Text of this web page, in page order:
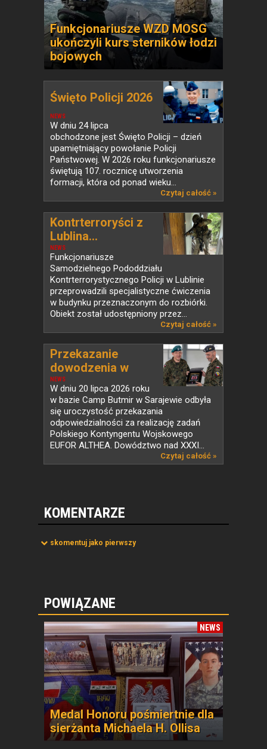
Funkcjonariusze WZD MOSG
ukończyli kurs sterników łodzi
bojowych
NEWS
Święto Policji 2026
W dniu 24 lipca
obchodzone jest Święto Policji – dzień
upamiętniający powołanie Policji
Państwowej. W 2026 roku funkcjonariusze
świętują 107. rocznicę utworzenia
formacji, która od ponad wieku...
Czytaj całość »
NEWS
Kontrterroryści z
Lublina...
Funkcjonariusze
Samodzielnego Pododdziału
Kontrterrorystycznego Policji w Lublinie
przeprowadzili specjalistyczne ćwiczenia
w budynku przeznaczonym do rozbiórki.
Obiekt został udostępniony przez...
Czytaj całość »
NEWS
Przekazanie
dowodzenia w
PKW...
W dniu 20 lipca 2026 roku
w bazie Camp Butmir w Sarajewie odbyła
się uroczystość przekazania
odpowiedzialności za realizację zadań
Polskiego Kontyngentu Wojskowego
EUFOR ALTHEA. Dowództwo nad XXXI...
Czytaj całość »
KOMENTARZE
skomentuj jako pierwszy
POWIĄZANE
NEWS
Medal Honoru pośmiertnie dla
sierżanta Michaela H. Ollisa